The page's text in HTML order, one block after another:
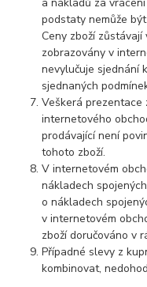
podstaty nemůže
Ceny zboží
zobrazovány v
nevylučuje sjednání
sjednaných
Veškerá prezentace
internetového
prodávající není
tohoto zboží.
V internetovém
nákladech
o nákladech
v internetovém
zboží doručováno v
Případné slevy z
kombinovat,